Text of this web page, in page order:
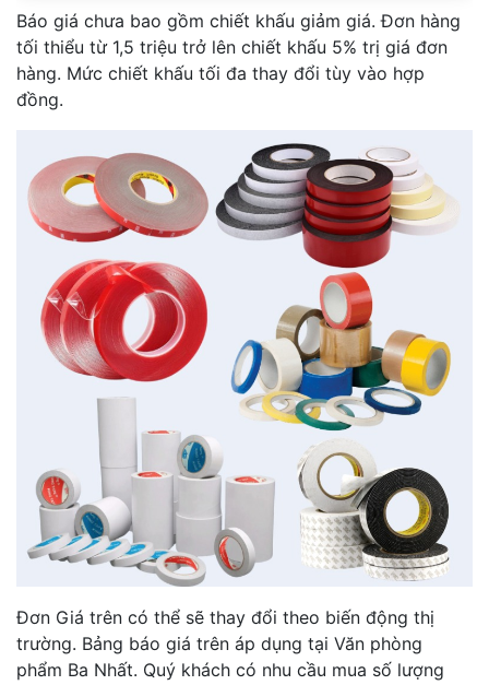
Báo giá chưa bao gồm chiết khấu giảm giá. Đơn hàng
tối thiểu từ 1,5 triệu trở lên chiết khấu 5% trị giá đơn
hàng. Mức chiết khấu tối đa thay đổi tùy vào hợp
đồng.
Đơn Giá trên có thể sẽ thay đổi theo biến động thị
trường. Bảng báo giá trên áp dụng tại Văn phòng
phẩm Ba Nhất. Quý khách có nhu cầu mua số lượng